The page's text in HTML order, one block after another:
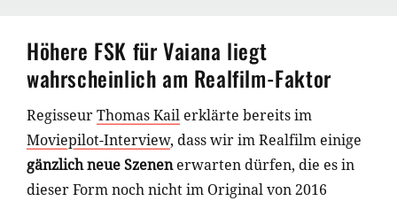
Höhere FSK für Vaiana liegt
wahrscheinlich am Realfilm-Faktor
RegisseurThomas Kail erklärte bereits im
Moviepilot-Interview, dass wir im Realfilm einige
gänzlich neue Szenenerwarten dürfen, die es in
dieser Form noch nicht im Original von 2016